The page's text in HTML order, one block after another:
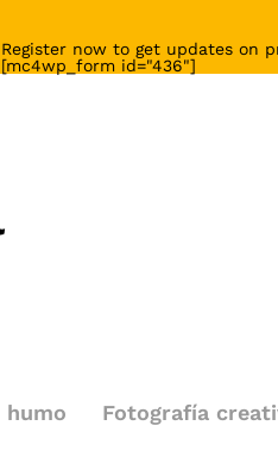
Register now to get updates on
[mc4wp_form id="436"]
humo Fotografía